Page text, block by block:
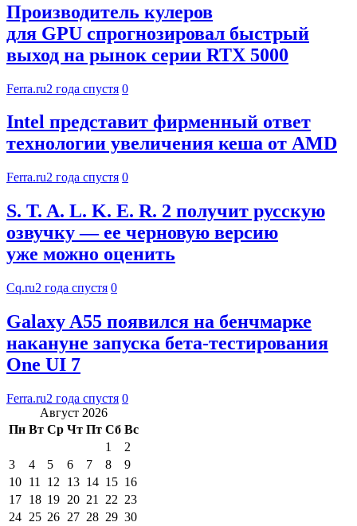
Производитель кулеров
для GPU спрогнозировал быстрый
выход на рынок серии RTX 5000
Ferra.ru2 года спустя 0
Intel представит фирменный ответ
технологии увеличения кеша от AMD
Ferra.ru2 года спустя 0
S. T. A. L. K. E. R. 2 получит русскую
озвучку — ее черновую версию
уже можно оценить
Cq.ru2 года спустя 0
Galaxy A55 появился на бенчмарке
накануне запуска бета-тестирования
One UI 7
Ferra.ru2 года спустя 0
Август 2026
Пн Вт Ср Чт Пт Сб Вс
1
2
3
4 5 6 7 8
9
10 11 12 13 14 15 16
17 18 19 20 21 22 23
24 25 26 27 28 29 30